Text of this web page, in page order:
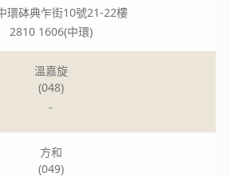
環砵典乍街10號21-22樓
2810 1606(中環)
溫嘉旋
(048)
-
方和
(049)